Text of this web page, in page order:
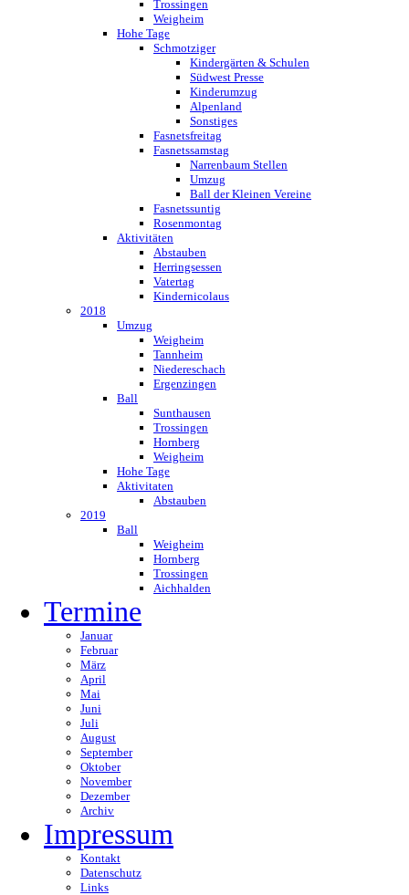
Trossingen
Weigheim
Hohe Tage
Schmotziger
Kindergärten & Schulen
Südwest Presse
Kinderumzug
Alpenland
Sonstiges
Fasnetsfreitag
Fasnetssamstag
Narrenbaum Stellen
Umzug
Ball der Kleinen Vereine
Fasnetssuntig
Rosenmontag
Aktivitäten
Abstauben
Herringsessen
Vatertag
Kindernicolaus
2018
Umzug
Weigheim
Tannheim
Niedereschach
Ergenzingen
Ball
Sunthausen
Trossingen
Hornberg
Weigheim
Hohe Tage
Aktivitaten
Abstauben
2019
Ball
Weigheim
Hornberg
Trossingen
Aichhalden
Termine
Januar
Februar
März
April
Mai
Juni
Juli
August
September
Oktober
November
Dezember
Archiv
Impressum
Kontakt
Datenschutz
Links